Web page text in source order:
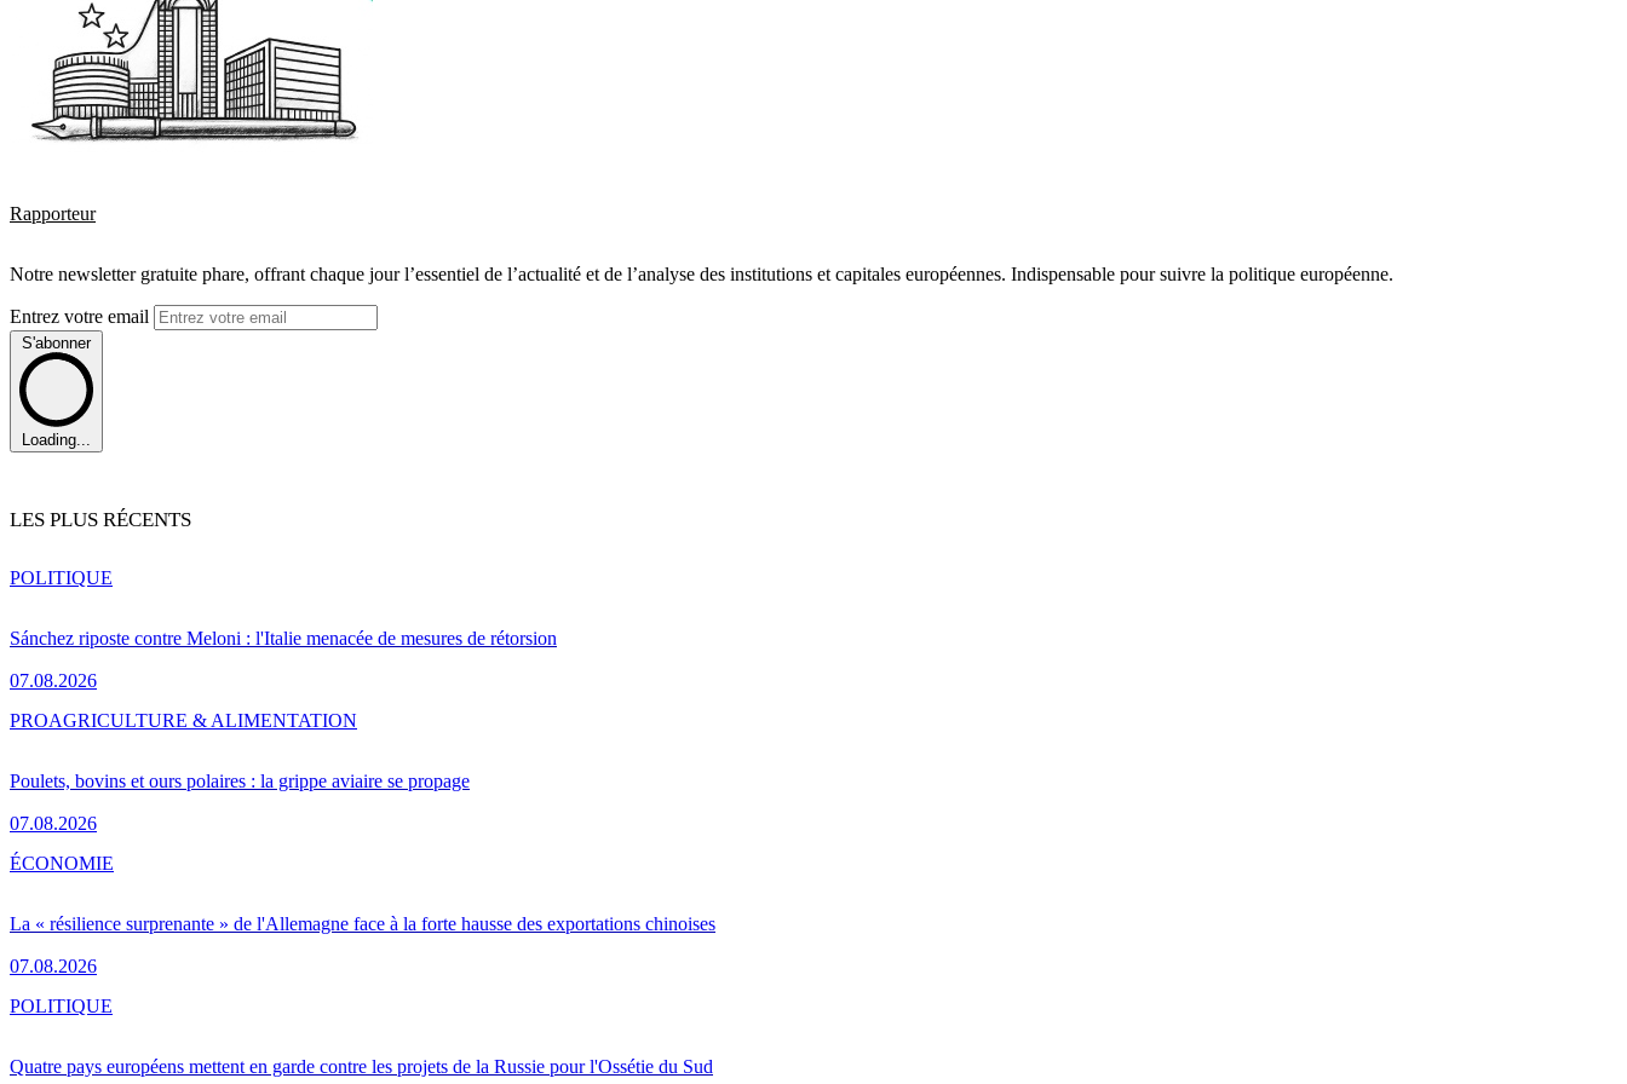
Rapporteur
Notre newsletter gratuite phare, offrant chaque jour l’essentiel de l’actualité et de l’analyse des institutions et capitales européennes. Indispensable pour suivre la politique européenne.
Entrez votre email
S'abonner
Loading...
LES PLUS RÉCENTS
Sánchez riposte contre Meloni : l'Italie menacée de mesures de rétorsion
07.08.2026
POLITIQUE
Poulets, bovins et ours polaires : la grippe aviaire se propage
07.08.2026
PROAGRICULTURE & ALIMENTATION
La « résilience surprenante » de l'Allemagne face à la forte hausse des exportations chinoises
07.08.2026
ÉCONOMIE
Quatre pays européens mettent en garde contre les projets de la Russie pour l'Ossétie du Sud
POLITIQUE